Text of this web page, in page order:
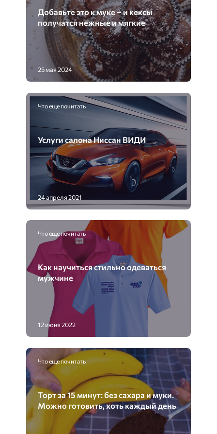
Добавьте это к муке – и кексы
получатся нежные и мягкие
25 мая 2024
Что еще почитать
Услуги салона Ниссан ВИДИ
24 апреля 2021
Что еще почитать
Как научиться стильно одеваться
мужчине
12 июня 2022
Что еще почитать
Торт за 15 минут: без сахара и муки.
Можно готовить, хоть каждый день